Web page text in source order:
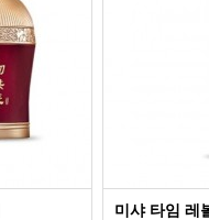
미샤 타임 레